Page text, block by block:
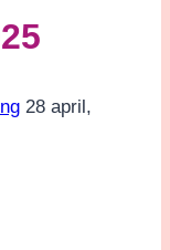
28 april,